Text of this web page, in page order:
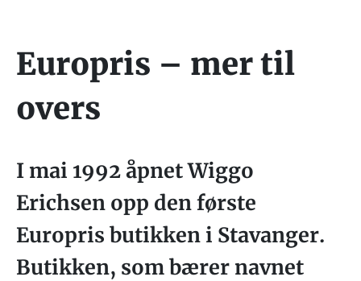
Europris – mer til
overs
I mai 1992 åpnet Wiggo
Erichsen opp den første
Europris butikken i Stavanger.
Butikken, som bærer navnet